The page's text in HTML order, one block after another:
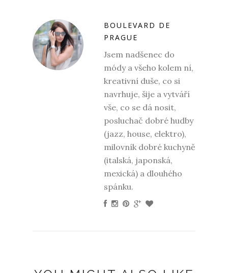
BOULEVARD DE
PRAGUE
Jsem nadšenec do
módy a všeho kolem ní,
kreativní duše, co si
navrhuje, šije a vytváří
vše, co se dá nosit,
posluchač dobré hudby
(jazz, house, elektro),
milovník dobré kuchyně
(italská, japonská,
mexická) a dlouhého
spánku.